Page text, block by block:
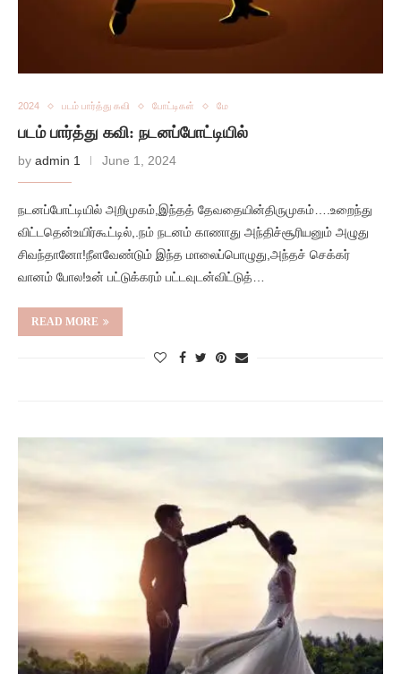
2024 படம் பார்த்து கவி போட்டிகள் மே
படம் பார்த்து கவி: நடனப்போட்டியில்
by admin 1 June 1, 2024
நடனப்போட்டியில் அறிமுகம்,இந்தத் தேவதையின்திருமுகம்….உறைந்து
விட்டதென்உயிர்கூட்டில்,.நம் நடனம் காணாது அந்திச்சூரியனும் அழுது
சிவந்தானோ!நீளவேண்டும் இந்த மாலைப்பொழுது,அந்தச் செக்கர்
வானம் போல!உன் பட்டுக்கரம் பட்டவுடன்விட்டுத்…
READ MORE